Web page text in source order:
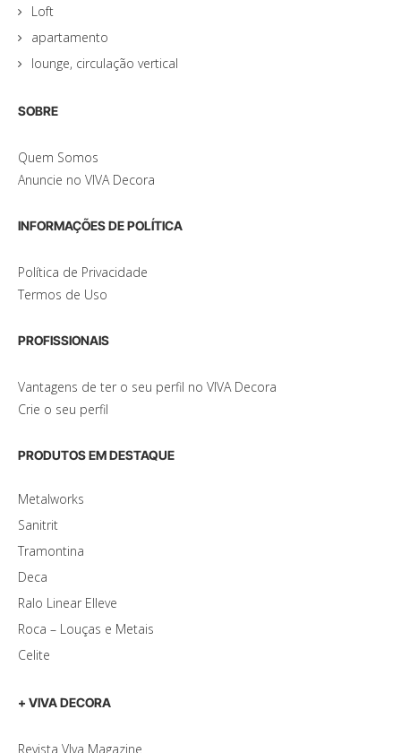
Loft
apartamento
lounge, circulação vertical
SOBRE
Quem Somos
Anuncie no VIVA Decora
INFORMAÇÕES DE POLÍTICA
Política de Privacidade
Termos de Uso
PROFISSIONAIS
Vantagens de ter o seu perfil no VIVA Decora
Crie o seu perfil
PRODUTOS EM DESTAQUE
Metalworks
Sanitrit
Tramontina
Deca
Ralo Linear Elleve
Roca – Louças e Metais
Celite
+ VIVA DECORA
Revista VIva Magazine